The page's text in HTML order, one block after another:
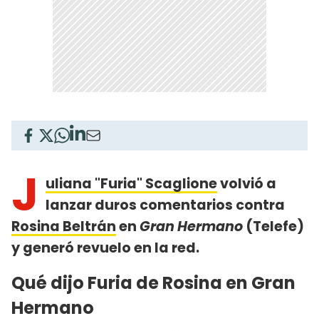
J uliana "Furia" Scaglionevolvió a
lanzar duros comentarios contra
Rosina BeltránenGran Hermano (Telefe)
y generó revuelo en la red.
Qué dijo Furia de Rosina en Gran
Hermano